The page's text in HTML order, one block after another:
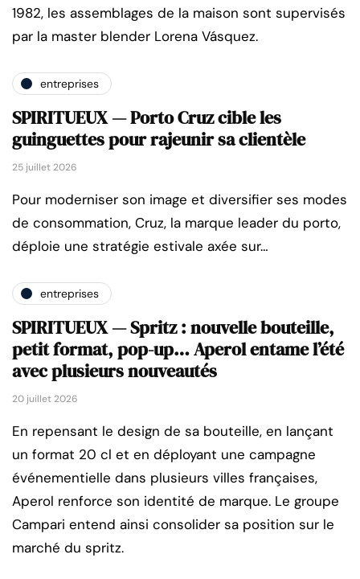
1982, les assemblages de la maison sont supervisés
par la master blender Lorena Vásquez.
entreprises
SPIRITUEUX — Porto Cruz cible les
guinguettes pour rajeunir sa clientèle
25 juillet 2026
Pour moderniser son image et diversifier ses modes
de consommation, Cruz, la marque leader du porto,
déploie une stratégie estivale axée sur…
entreprises
SPIRITUEUX — Spritz : nouvelle bouteille,
petit format, pop-up… Aperol entame l’été
avec plusieurs nouveautés
20 juillet 2026
En repensant le design de sa bouteille, en lançant
un format 20 cl et en déployant une campagne
événementielle dans plusieurs villes françaises,
Aperol renforce son identité de marque. Le groupe
Campari entend ainsi consolider sa position sur le
marché du spritz.